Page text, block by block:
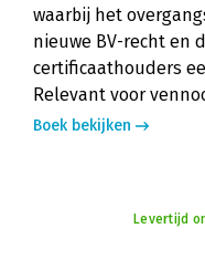
waarbij het
nieuwe BV-recht en
certificaathouders
Relevant voor
Boek bekijken
Levertijd